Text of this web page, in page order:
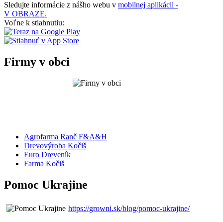
Sledujte informácie z nášho webu v mobilnej aplikácii -
V OBRAZE.
Voľne k stiahnutiu:
Firmy v obci
Agrofarma Ranč F&A&H
Drevovýroba Kočiš
Euro Dreveník
Farma Kočiš
Pomoc Ukrajine
https://growni.sk/blog/pomoc-ukrajine/